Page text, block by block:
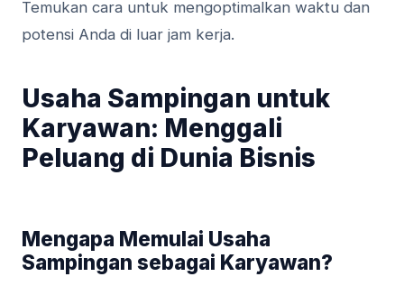
Temukan cara untuk mengoptimalkan waktu dan
potensi Anda di luar jam kerja.
Usaha Sampingan untuk
Karyawan: Menggali
Peluang di Dunia Bisnis
Mengapa Memulai Usaha
Sampingan sebagai Karyawan?